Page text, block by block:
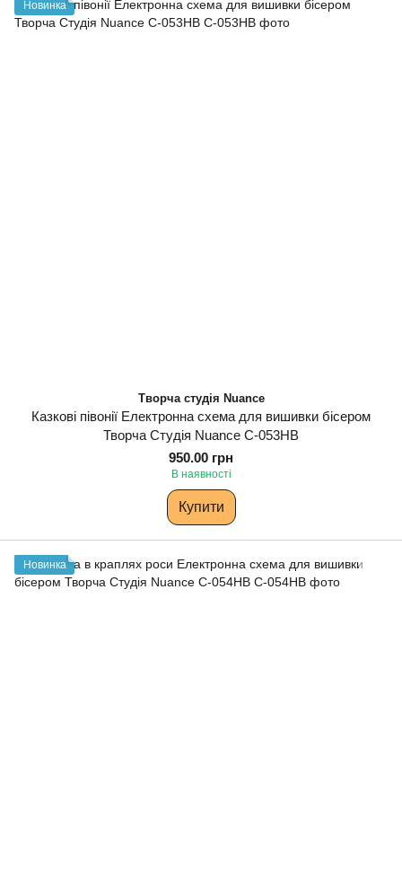
Новинка
Творча студія Nuance
Казкові півонії Електронна схема для вишивки бісером
Творча Студія Nuance С-053НВ
950.00 грн
В наявності
Купити
Новинка